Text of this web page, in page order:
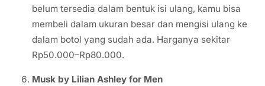
belum tersedia dalam bentuk isi ulang, kamu bisa
membeli dalam ukuran besar dan mengisi ulang ke
dalam botol yang sudah ada. Harganya sekitar
Rp50.000–Rp80.000.
Musk by Lilian Ashley for Men